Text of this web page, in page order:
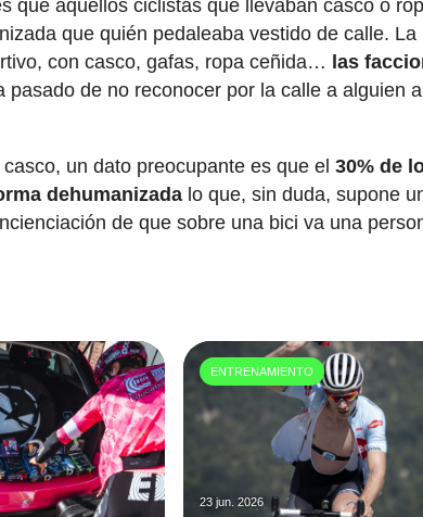
que aquellos ciclistas que llevaban casco o
que quién pedaleaba vestido de calle. La
con casco, gafas, ropa ceñida… las
pasado de no reconocer por la calle a alguien
un dato preocupante es que el30% de
dehumanizada lo que, sin duda, supone
de que sobre una bici va una
ENTRENAMIENTO
23 jun. 2026